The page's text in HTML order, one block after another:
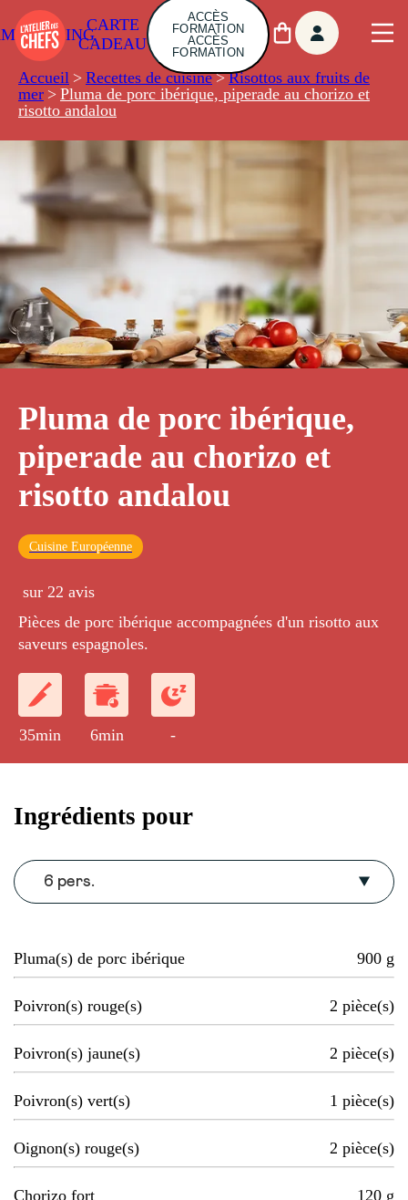
CARTE
CADEAU
ACCÈS
FORMATION
ACCÈS
FORMATION
Accueil > Recettes de cuisine > Risottos aux fruits de
mer > Pluma de porc ibérique, piperade au chorizo et
risotto andalou
Pluma de porc ibérique,
piperade au chorizo et
risotto andalou
Cuisine Européenne
sur 22 avis
Pièces de porc ibérique accompagnées d'un risotto aux
saveurs espagnoles.
35min 6min -
Ingrédients pour
6 pers.
Pluma(s) de porc ibérique 900 g
Poivron(s) rouge(s) 2 pièce(s)
Poivron(s) jaune(s) 2 pièce(s)
Poivron(s) vert(s) 1 pièce(s)
Oignon(s) rouge(s) 2 pièce(s)
Chorizo fort 120 g